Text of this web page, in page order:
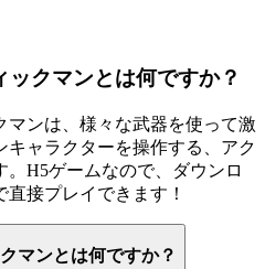
クマンとは何ですか？
マンは、様々な武器を使って激
キャラクターを操作する、アク
H5ゲームなので、ダウンロ
接プレイできます！
マンとは何ですか？